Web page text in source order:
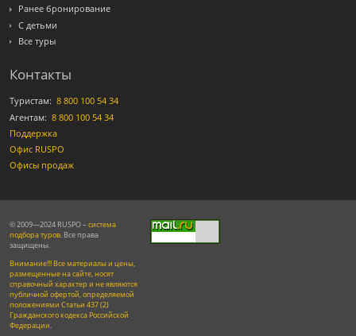
Ранее бронирование
С детьми
Все туры
Контакты
Туристам: 8 800 100 54 34
Агентам: 8 800 100 54 34
Поддержка
Офис RUSPO
Офисы продаж
© 2009—2024 RUSPO – система
подбора туров. Все права
защищены.
Внимание!!! Все материалы и цены,
размещенные на сайте, носят
справочный характер и не являются
публичной офертой, определяемой
положениями Статьи 437 (2)
Гражданского кодекса Российской
Федерации.